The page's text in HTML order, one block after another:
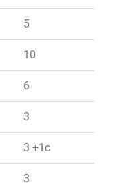
5
10
6
3
3 +1c
3